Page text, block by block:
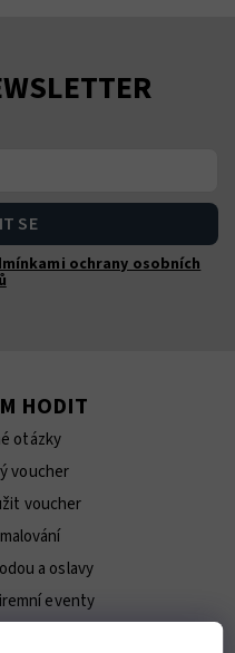
ochrany osobních
HODIT
otázky
voucher
voucher
a oslavy
eventy